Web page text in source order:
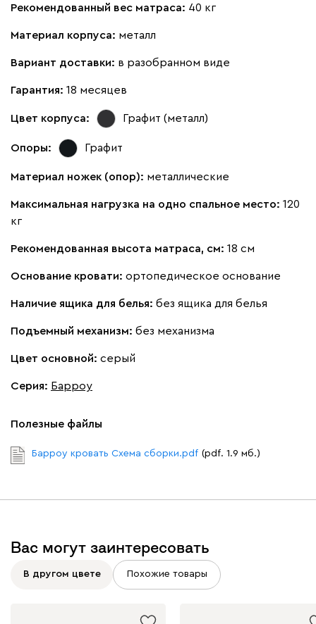
Рекомендованный вес матраса: 40 кг
Материал корпуса: металл
Вариант доставки: в разобранном виде
Гарантия: 18 месяцев
Цвет корпуса: Графит (металл)
Опоры: Графит
Материал ножек (опор): металлические
Максимальная нагрузка на одно спальное место: 120
кг
Рекомендованная высота матраса, см: 18 см
Основание кровати: ортопедическое основание
Наличие ящика для белья: без ящика для белья
Подъемный механизм: без механизма
Цвет основной: серый
Серия: Барроу
Полезные файлы
Барроу кровать Схема сборки.pdf (pdf. 1.9 мб.)
Вас могут заинтересовать
В другом цвете Похожие товары